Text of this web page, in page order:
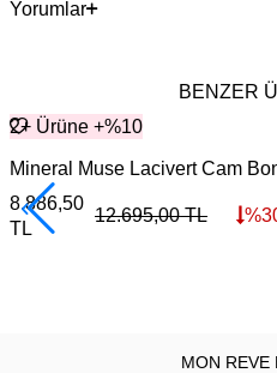
Yorumlar
BENZER
2+ Ürüne +%10
Mineral Muse Lacivert Cam
8.886,50
TL
12.695,00TL %
MON REVE